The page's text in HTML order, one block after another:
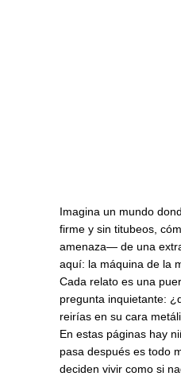
Imagina un mundo
firme y sin titubeos,
amenaza— de una
aquí: la máquina de la
Cada relato es una
pregunta inquietante:
reirías en su cara
En estas páginas hay
pasa después es todo
deciden vivir como si